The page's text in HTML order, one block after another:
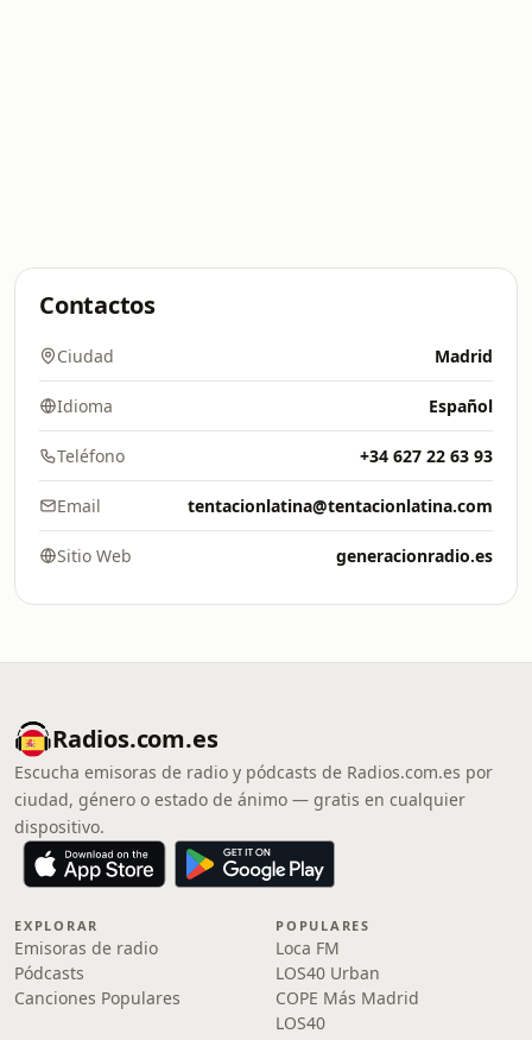
Contactos
Ciudad Madrid
Idioma Español
Teléfono +34 627 22 63 93
Email tentacionlatina@tentacionlatina.com
Sitio Web generacionradio.es
Radios.com.es
Escucha emisoras de radio y pódcasts de Radios.com.es por
ciudad, género o estado de ánimo — gratis en cualquier
dispositivo.
EXPLORAR
Emisoras de radio
Pódcasts
Canciones Populares
POPULARES
Loca FM
LOS40 Urban
COPE Más Madrid
LOS40